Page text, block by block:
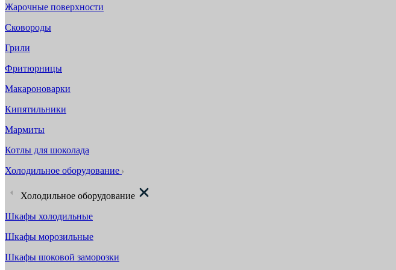
Жарочные поверхности
Сковороды
Грили
Фритюрницы
Макароноварки
Кипятильники
Мармиты
Котлы для шоколада
Холодильное оборудование
Холодильное оборудование
Шкафы холодильные
Шкафы морозильные
Шкафы шоковой заморозки